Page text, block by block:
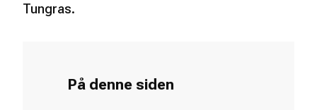
Tungras.
På denne siden